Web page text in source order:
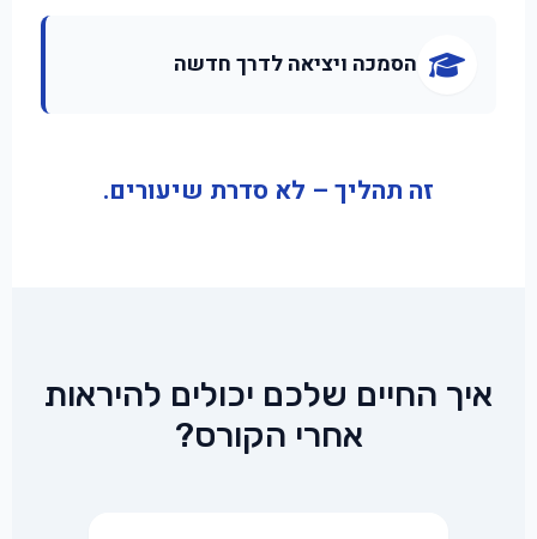
הסמכה ויציאה לדרך חדשה
זה תהליך – לא סדרת שיעורים.
איך החיים שלכם יכולים להיראות
אחרי הקורס?